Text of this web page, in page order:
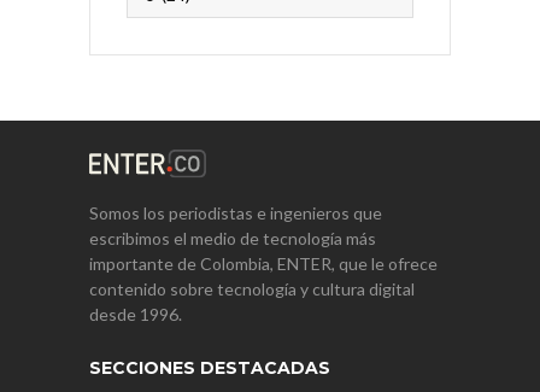
Somos los periodistas e ingenieros que
escribimos el medio de tecnología más
importante de Colombia, ENTER, que le ofrece
contenido sobre tecnología y cultura digital
desde 1996.
SECCIONES DESTACADAS